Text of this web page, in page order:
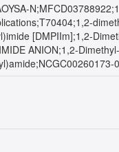
[DMPIIm];1,2-
ANION;1,2-